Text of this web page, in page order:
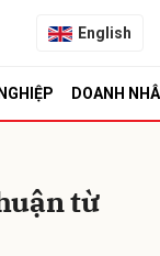
English
DOANH
từ